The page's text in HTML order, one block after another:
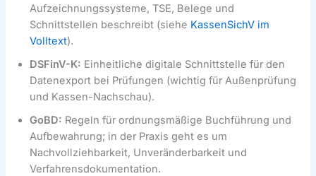
Aufzeichnungssysteme, TSE, Belege und
Schnittstellen beschreibt (siehe KassenSichV im
Volltext).
DSFinV-K: Einheitliche digitale Schnittstelle für den
Datenexport bei Prüfungen (wichtig für Außenprüfung
und Kassen-Nachschau).
GoBD: Regeln für ordnungsmäßige Buchführung und
Aufbewahrung; in der Praxis geht es um
Nachvollziehbarkeit, Unveränderbarkeit und
Verfahrensdokumentation.